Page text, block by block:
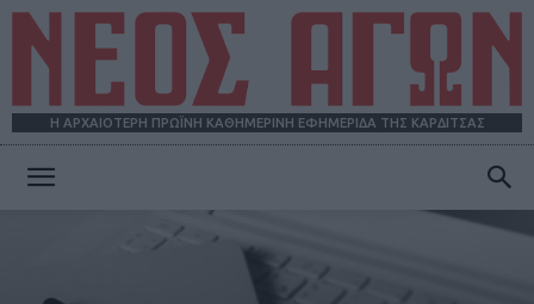
Η ΑΡΧΑΙΟΤΕΡΗ ΠΡΩΪΝΗ ΚΑΘΗΜΕΡΙΝΗ ΕΦΗΜΕΡΙΔΑ ΤΗΣ ΚΑΡΔΙΤΣΑΣ
ΑΓΩΝ